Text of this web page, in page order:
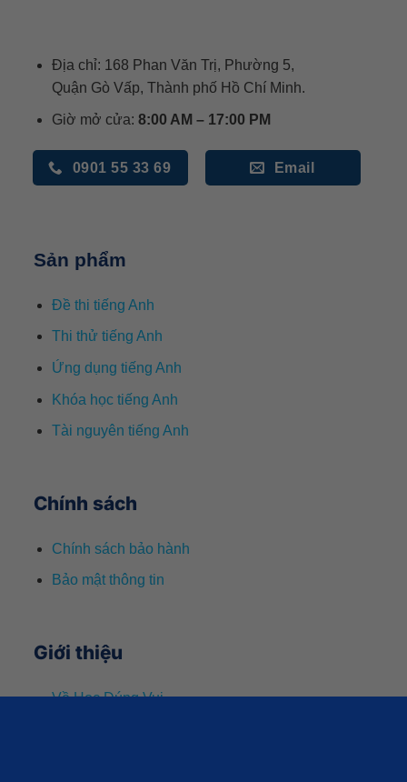
Địa chỉ: 168 Phan Văn Trị, Phường 5,
Quận Gò Vấp, Thành phố Hồ Chí Minh.
Giờ mở cửa:8:00 AM – 17:00 PM
0901 55 33 69 Email
Sản phẩm
Đề thi tiếng Anh
Thi thử tiếng Anh
Ứng dụng tiếng Anh
Khóa học tiếng Anh
Tài nguyên tiếng Anh
Chính sách
Chính sách bảo hành
Bảo mật thông tin
Giới thiệu
Về Học Đúng Vui